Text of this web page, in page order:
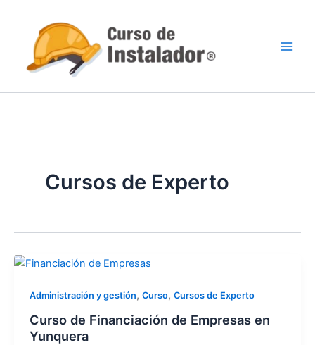
contenido
Cursos de Experto
Administración y gestión, Curso, Cursos de Experto
Curso de Financiación de Empresas en
Yunquera